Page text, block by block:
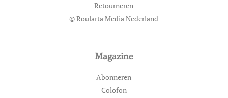
Retourneren
© Roularta Media Nederland
Magazine
Abonneren
Colofon